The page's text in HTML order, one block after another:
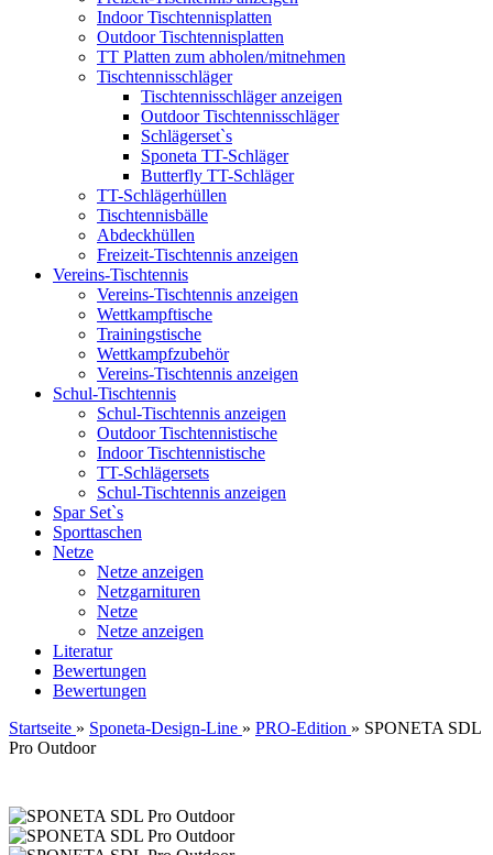
Indoor Tischtennisplatten
Outdoor Tischtennisplatten
TT Platten zum abholen/mitnehmen
Tischtennisschläger
Tischtennisschläger anzeigen
Outdoor Tischtennisschläger
Schlägerset`s
Sponeta TT-Schläger
Butterfly TT-Schläger
TT-Schlägerhüllen
Tischtennisbälle
Abdeckhüllen
Freizeit-Tischtennis anzeigen
Vereins-Tischtennis
Vereins-Tischtennis anzeigen
Wettkampftische
Trainingstische
Wettkampfzubehör
Vereins-Tischtennis anzeigen
Schul-Tischtennis
Schul-Tischtennis anzeigen
Outdoor Tischtennistische
Indoor Tischtennistische
TT-Schlägersets
Schul-Tischtennis anzeigen
Spar Set`s
Sporttaschen
Netze
Netze anzeigen
Netzgarnituren
Netze
Netze anzeigen
Literatur
Bewertungen
Bewertungen
Startseite » Sponeta-Design-Line » PRO-Edition » SPONETA SDL
Pro Outdoor